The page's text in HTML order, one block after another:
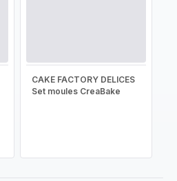
CAKE FACTORY DELICES
Set moules CreaBake